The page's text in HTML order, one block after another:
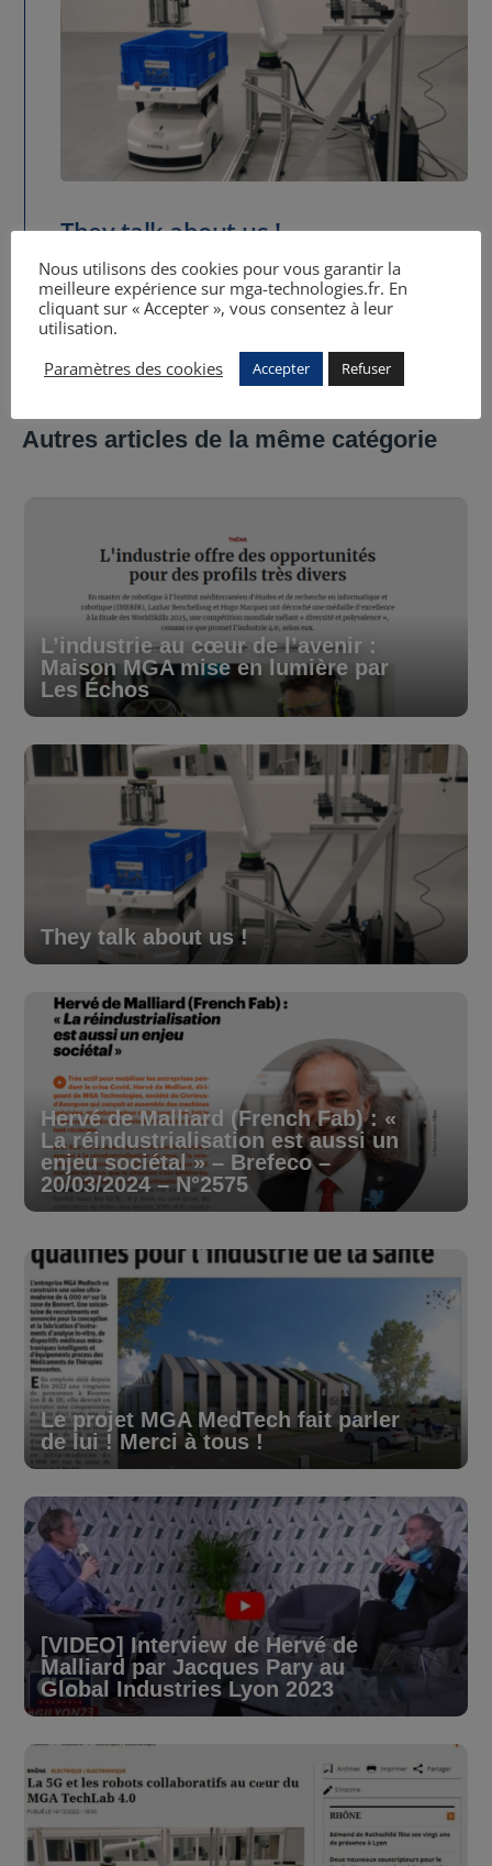
They talk about us !
15 Avr 2024
Article suivant
Autres articles de la même catégorie
L’industrie au cœur de l’avenir :
Maison MGA mise en lumière par
Les Échos
They talk about us !
Hervé de Malliard (French Fab) : «
La réindustrialisation est aussi un
enjeu sociétal » – Brefeco –
20/03/2024 – N°2575
Le projet MGA MedTech fait parler
de lui ! Merci à tous !
[VIDEO] Interview de Hervé de
Malliard par Jacques Pary au
Global Industries Lyon 2023
Nous utilisons des cookies pour vous garantir la
meilleure expérience sur mga-technologies.fr. En
cliquant sur « Accepter », vous consentez à leur
utilisation.
Paramètres des cookies
Accepter Refuser